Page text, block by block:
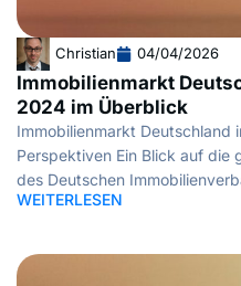
Christian 04/04/2026
Immobilienmarkt
2024 im Überblick
Immobilienmarkt Deutschland
Perspektiven Ein Blick auf die
des Deutschen
WEITERLESEN